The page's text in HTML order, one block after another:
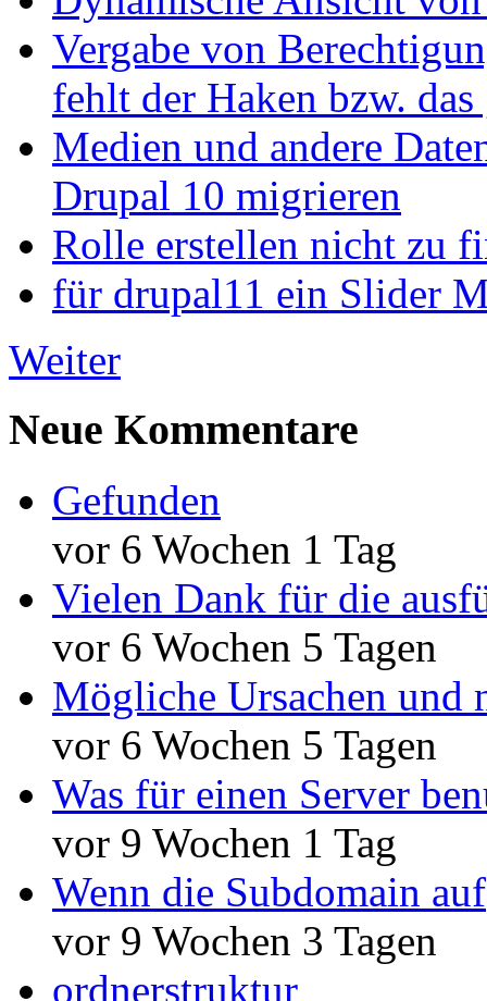
Vergabe von
fehlt der Haken bzw.
Medien und andere
Drupal 10 migrieren
Rolle erstellen nicht zu
für drupal11 ein Slider
Weiter
Neue Kommentare
Gefunden
vor 6 Wochen 1 Tag
Vielen Dank für die
vor 6 Wochen 5 Tagen
Mögliche Ursachen und
vor 6 Wochen 5 Tagen
Was für einen Server
vor 9 Wochen 1 Tag
Wenn die Subdomain auf
vor 9 Wochen 3 Tagen
ordnerstruktur